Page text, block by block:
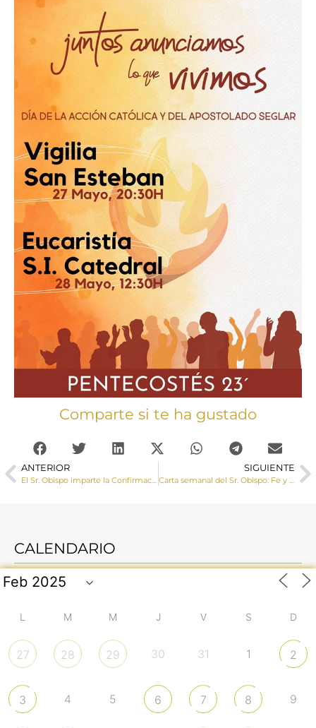
Comparte si te ha gustado
ANTERIOR
El Sr. Obispo imparte la Confirmación a un grupo de adolescentes de Villar de Olalla
SIGUIENTE
Carta semanal del Sr. Obispo: Fe y vida de fe
CALENDARIO
L M M J V S D
27 28 29 30 31 1 2
3 4 5 6 7 8 9